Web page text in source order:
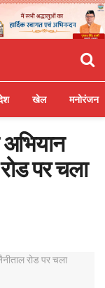
खेल मनोरंजन
पर चला